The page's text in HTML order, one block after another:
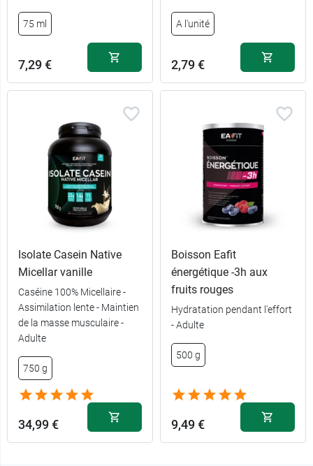
75 ml
7,29 €
A l'unité
2,79 €
Isolate Casein Native
Micellar vanille
Caséine 100% Micellaire -
Assimilation lente - Maintien
de la masse musculaire -
Adulte
750 g
34,99 €
Boisson Eafit
énergétique -3h aux
fruits rouges
Hydratation pendant l'effort
- Adulte
500 g
9,49 €